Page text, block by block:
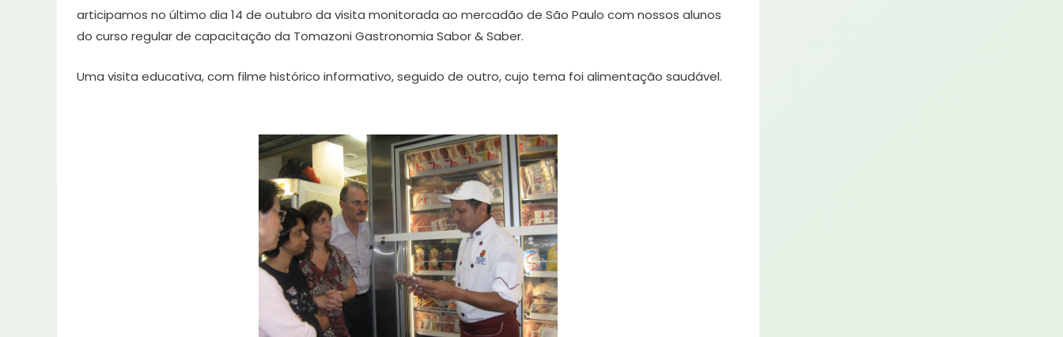
articipamos no último dia 14 de outubro da visita monitorada ao mercadão de São Paulo com nossos alunos
do curso regular de capacitação da Tomazoni Gastronomia Sabor & Saber.
Uma visita educativa, com filme histórico informativo, seguido de outro, cujo tema foi alimentação saudável.